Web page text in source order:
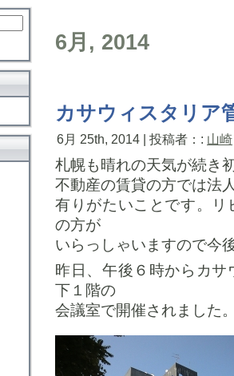
6月, 2014
カサウィスタリア
6月 25th, 2014 | 投稿者：: 山崎
札幌も晴れの天気が続き
不動産の賃貸の方では法
有りがたいことです。
の方が
いらっしゃいますので今
昨日、午後６時からカ
下１階の
会議室で開催されました